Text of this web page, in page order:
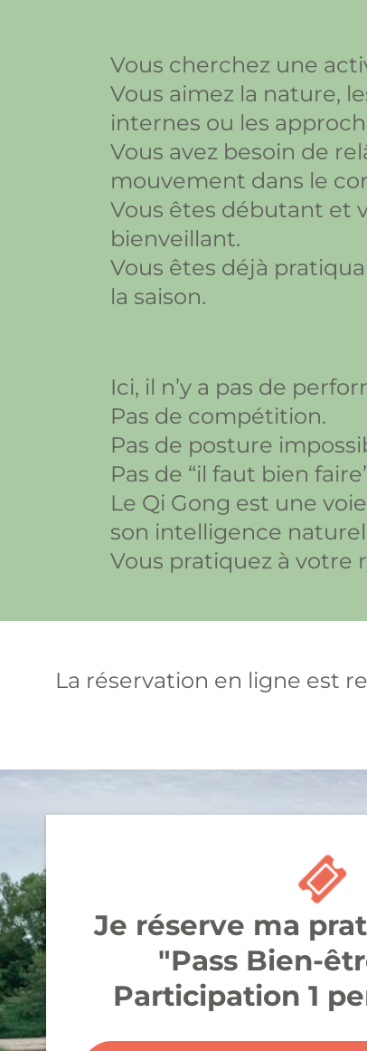
Vous cherchez une
Vous aimez la nature,
internes ou les
Vous avez besoin de
mouvement dans le
Vous êtes débutant et
bienveillant.
Vous êtes déjà
la saison.
Ici, il n’y a pas de
Pas de compétition.
Pas de posture
Pas de “il faut bien
Le Qi Gong est une
son intelligence
Vous pratiquez à votre
La réservation en ligne est
Je réserve ma
"Pass Bien-
Participation 1